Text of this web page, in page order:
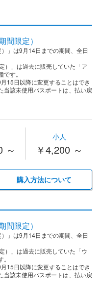
間限定）
」は9月14日までの期間、全日
）」は過去に販売していた「ア
す。​
15日以降に変更することはでき
当該未使用パスポートは、払い戻
～
小人
￥4,200 ～
購入方法について
間限定）
」は9月14日までの期間、全日
）」は過去に販売していた「ウ
15日以降に変更することはでき
当該未使用パスポートは、払い戻